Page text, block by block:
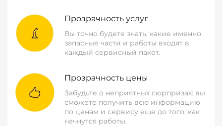
Прозрачность услуг
Вы точно будете знать, какие именно
запасные части и работы входят в
каждый сервисный пакет.
Прозрачность цены
Забудьте о неприятных сюрпризах: вы
сможете получить всю информацию
по ценам и сервису еще до того, как
начнутся работы.